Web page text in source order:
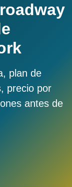
plan de
precio por
antes de